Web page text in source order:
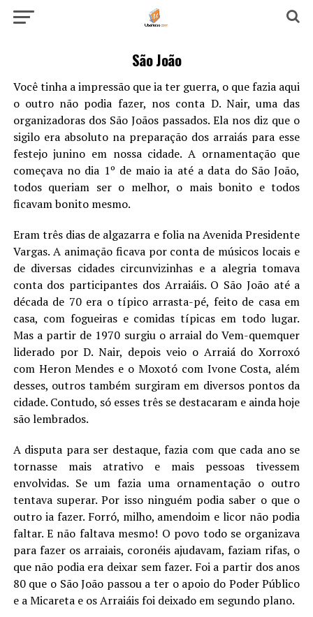
São João
Você tinha a impressão que ia ter guerra, o que fazia aqui
o outro não podia fazer, nos conta D. Nair, uma das
organizadoras dos São Joãos passados. Ela nos diz que o
sigilo era absoluto na preparação dos arraiás para esse
festejo junino em nossa cidade. A ornamentação que
começava no dia 1º de maio ia até a data do São João,
todos queriam ser o melhor, o mais bonito e todos
ficavam bonito mesmo.
Eram três dias de algazarra e folia na Avenida Presidente
Vargas. A animação ficava por conta de músicos locais e
de diversas cidades circunvizinhas e a alegria tomava
conta dos participantes dos Arraiáis. O São João até a
década de 70 era o típico arrasta-pé, feito de casa em
casa, com fogueiras e comidas típicas em todo lugar.
Mas a partir de 1970 surgiu o arraial do Vem-quemquer
liderado por D. Nair, depois veio o Arraiá do Xorroxó
com Heron Mendes e o Moxotó com Ivone Costa, além
desses, outros também surgiram em diversos pontos da
cidade. Contudo, só esses três se destacaram e ainda hoje
são lembrados.
A disputa para ser destaque, fazia com que cada ano se
tornasse mais atrativo e mais pessoas tivessem
envolvidas. Se um fazia uma ornamentação o outro
tentava superar. Por isso ninguém podia saber o que o
outro ia fazer. Forró, milho, amendoim e licor não podia
faltar. E não faltava mesmo! O povo todo se organizava
para fazer os arraiais, coronéis ajudavam, faziam rifas, o
que não podia era deixar sem fazer. Foi a partir dos anos
80 que o São João passou a ter o apoio do Poder Público
e a Micareta e os Arraiáis foi deixado em segundo plano.